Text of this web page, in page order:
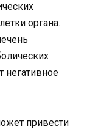
органа.
негативное
привести